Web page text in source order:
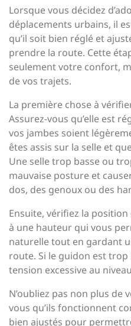
Lorsque vous décidez
déplacements urbains, il
qu’il soit bien réglé et
prendre la route. Cette
seulement votre confort,
de vos trajets.
La première chose à
Assurez-vous qu’elle est
vos jambes soient
êtes assis sur la selle et
Une selle trop basse ou
mauvaise posture et
dos, des genoux ou des
Ensuite, vérifiez la
à une hauteur qui vous
naturelle tout en gardant
route. Si le guidon est
tension excessive au
N’oubliez pas non plus de
vous qu’ils fonctionnent
bien ajustés pour